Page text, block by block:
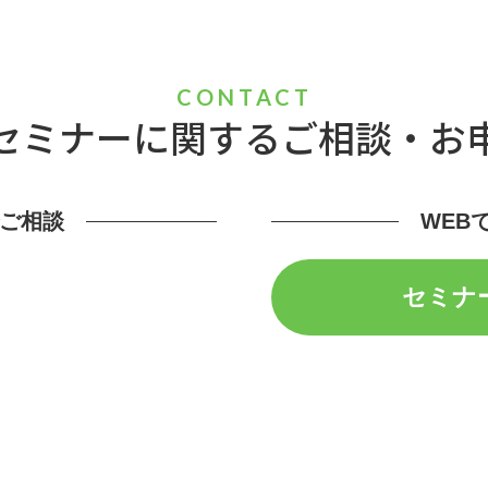
CONTACT
ミナーに関するご相談・お
相談 WEB
セミナ